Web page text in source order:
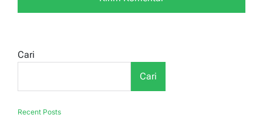
Cari
Cari
Recent Posts